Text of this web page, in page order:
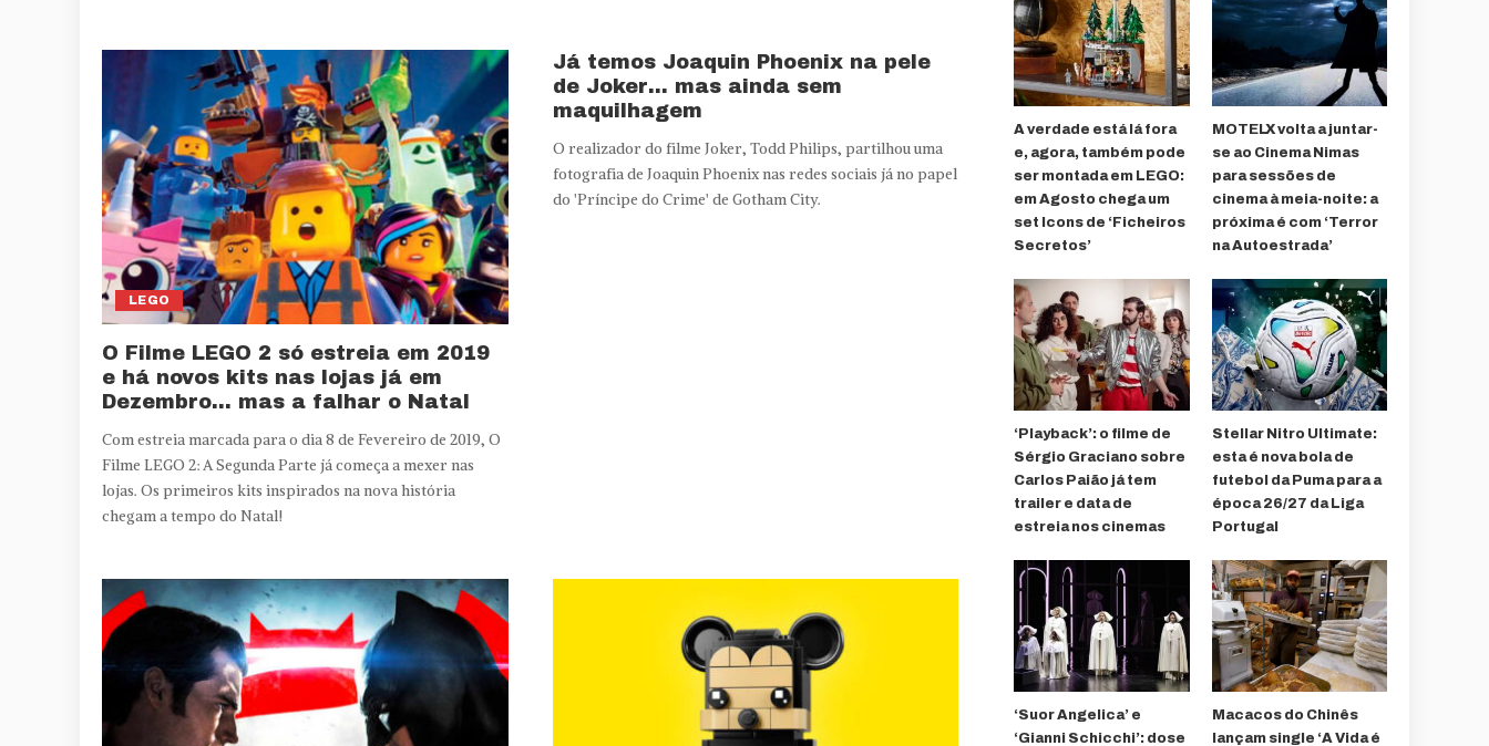
LEGO
O Filme LEGO 2 só estreia em 2019
e há novos kits nas lojas já em
Dezembro… mas a falhar o Natal
Com estreia marcada para o dia 8 de Fevereiro de 2019, O
Filme LEGO 2: A Segunda Parte já começa a mexer nas
lojas. Os primeiros kits inspirados na nova história
chegam a tempo do Natal!
Já temos Joaquin Phoenix na pele
de Joker… mas ainda sem
maquilhagem
O realizador do filme Joker, Todd Philips, partilhou uma
fotografia de Joaquin Phoenix nas redes sociais já no papel
do 'Príncipe do Crime' de Gotham City.
A verdade está lá fora
e, agora, também pode
ser montada em LEGO:
em Agosto chega um
set Icons de ‘Ficheiros
Secretos’
MOTELX volta a juntar-
se ao Cinema Nimas
para sessões de
cinema à meia-noite: a
próxima é com ‘Terror
na Autoestrada’
‘Playback’: o filme de
Sérgio Graciano sobre
Carlos Paião já tem
trailer e data de
estreia nos cinemas
Stellar Nitro Ultimate:
esta é nova bola de
futebol da Puma para a
época 26/27 da Liga
Portugal
‘Suor Angelica’ e
‘Gianni Schicchi’: dose
Macacos do Chinês
lançam single ‘A Vida é